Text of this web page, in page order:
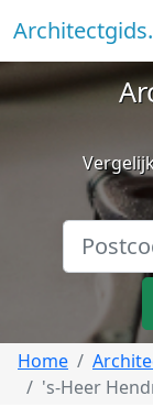
Home
's-Heer